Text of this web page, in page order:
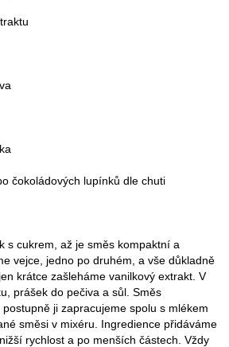
čokoládových lupínků dle chuti
s cukrem, až je směs kompaktní a
vejce, jedno po druhém, a vše důkladně
krátce zašleháme vanilkový extrakt. V
prášek do pečiva a sůl. Směs
ji zapracujeme spolu s mlékem
směsi v mixéru. Ingredience přidáváme
rychlost a po menších částech. Vždy